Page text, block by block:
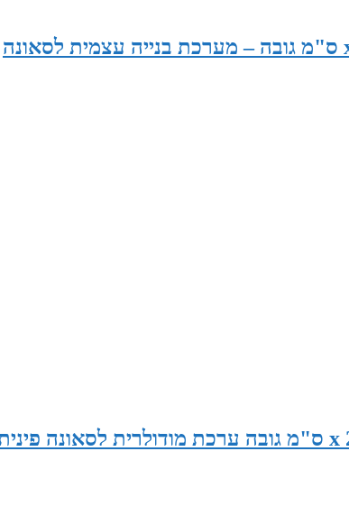
סאונה בגודל 240 ס"מ רוחב x 120 ס"מ עומק x 200 ס"מ גובה – מערכת בנייה עצמית לסאונה